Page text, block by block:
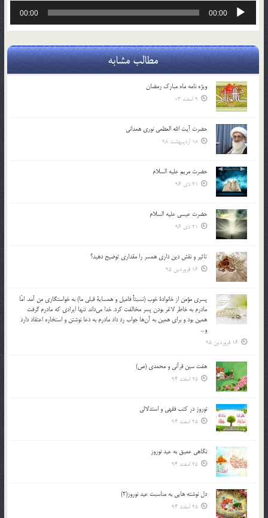
پخش‌کننده
00:00
00:00
مطالب مشابه
ویژه نامه ماه مبارک رمضان
9 اسفند 03
حضرت آیت الله العظمی نوری همدانی
18 اردیبهشت 98
حضرت مریم علیه السلام
21 دی 96
حضرت عیسی علیه السلام
21 دی 96
تاثير و نقش دين داري همسر را مقداري توضيح دهيد؟
16 فروردین 95
پسري مؤمن از خانوادة خوب (نسبتاً فاميل و همساية قبلي ما) به خواستگاري من آمد. امّا
مادرم به خاطر لاغر بودن پسر مخالفت كرد. خدا مي‌داند تنها ايرادي كه مادرم گرفت
همين بود و براي همين به آن‌ها جواب رد داد مادرم به دعا نوشتن و استخاره اعتقاد دارد
و…
16 فروردین 95
هفت سین قرآنی و محمدی (ص)
25 اسفند 94
نوروز در كتب فقهى و استدلالى‏
25 اسفند 94
نگاهى عميق به عيد نوروز
25 اسفند 94
دل نوشته هایی به مناسبت عید نوروز(2)
25 اسفند 94